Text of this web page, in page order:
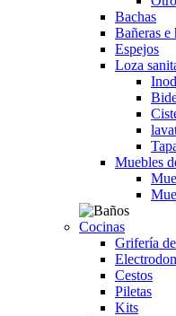
Bachas
Bañeras e
Espejos
Loza
Muebles
Cocinas
Grifería
Cestos
Piletas
Kits